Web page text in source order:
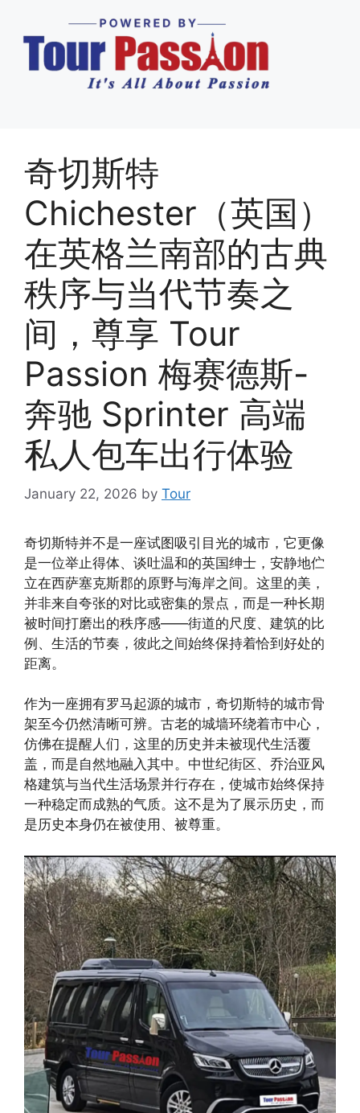
奇切斯特
Chichester（英国）
在英格兰南部的古典
秩序与当代节奏之
间，尊享 Tour
Passion 梅赛德斯-
奔驰 Sprinter 高端
私人包车出行体验
January 22, 2026 by Tour
奇切斯特并不是一座试图吸引目光的城市，它更像
是一位举止得体、谈吐温和的英国绅士，安静地伫
立在西萨塞克斯郡的原野与海岸之间。这里的美，
并非来自夸张的对比或密集的景点，而是一种长期
被时间打磨出的秩序感——街道的尺度、建筑的比
例、生活的节奏，彼此之间始终保持着恰到好处的
距离。
作为一座拥有罗马起源的城市，奇切斯特的城市骨
架至今仍然清晰可辨。古老的城墙环绕着市中心，
仿佛在提醒人们，这里的历史并未被现代生活覆
盖，而是自然地融入其中。中世纪街区、乔治亚风
格建筑与当代生活场景并行存在，使城市始终保持
一种稳定而成熟的气质。这不是为了展示历史，而
是历史本身仍在被使用、被尊重。